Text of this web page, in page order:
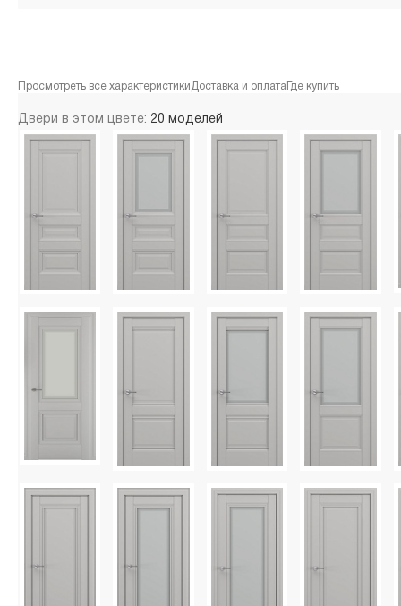
Просмотреть все характеристики Доставка и оплата Где купить
Двери в этом цвете: 20 моделей